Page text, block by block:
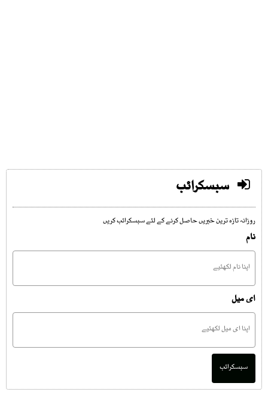
سبسکرائب
روزانہ تازہ ترین خبریں حاصل کرنے کے لئے سبسکرائب کریں
نام
ای میل
سبسکرائب